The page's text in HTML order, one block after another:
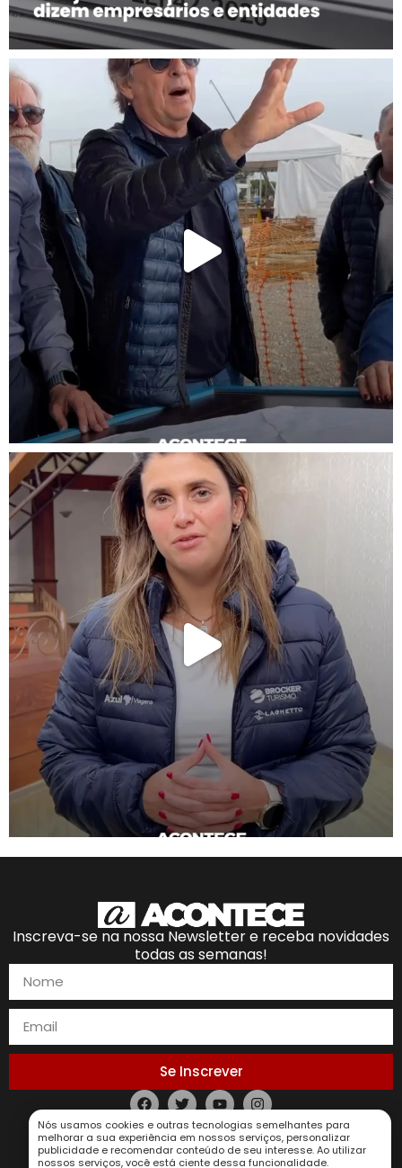
Inscreva-se na nossa Newsletter e receba novidades
todas as semanas!
Se Inscrever
Política de Privacidade
Nós usamos cookies e outras tecnologias semelhantes para
melhorar a sua experiência em nossos serviços, personalizar
publicidade e recomendar conteúdo de seu interesse. Ao utilizar
nossos serviços, você está ciente dessa funcionalidade.